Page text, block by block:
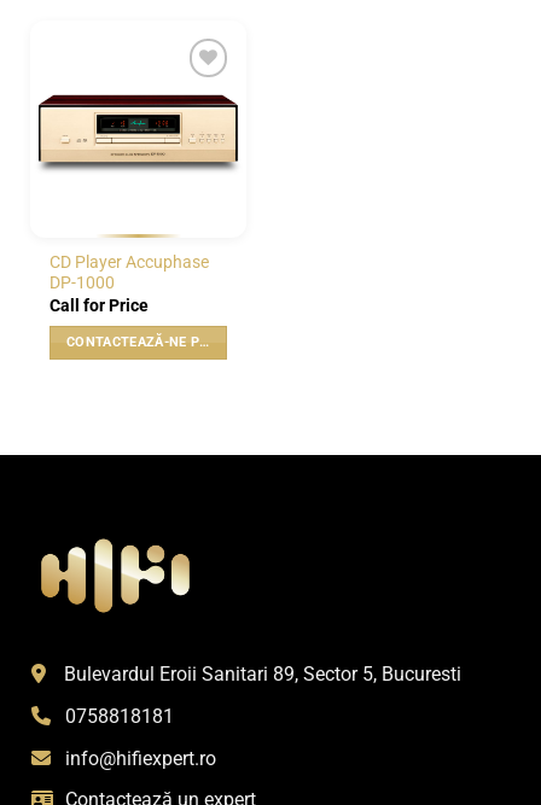
WISHLIST
CD Player Accuphase
DP-1000
Call for Price
CONTACTEAZĂ-NE PENTRU PREȚ
Bulevardul Eroii Sanitari 89, Sector 5, Bucuresti
0758818181
info@hifiexpert.ro
Contactează un expert